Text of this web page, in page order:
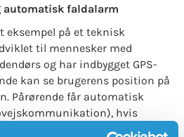
automatisk faldalarm
eksempel på et teknisk
til mennesker med
og har indbygget GPS-
kan se brugerens position på
Pårørende får automatisk
hvis
geografisk område.